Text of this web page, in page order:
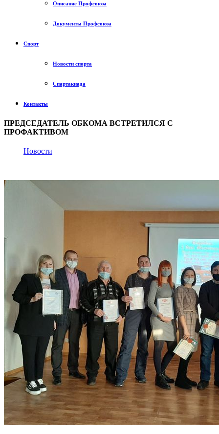
Описание Профсоюза
Документы Профсоюза
Спорт
Новости спорта
Спартакиада
Контакты
ПРЕДСЕДАТЕЛЬ ОБКОМА ВСТРЕТИЛСЯ С
ПРОФАКТИВОМ
Новости